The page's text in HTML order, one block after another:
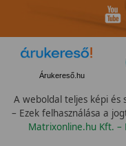
Árukereső.hu
A weboldal teljes képi
– Ezek felhasználása a
Matrixonline.hu Kft. –